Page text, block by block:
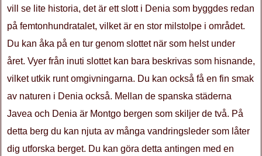
vill se lite historia, det är ett slott i Denia som byggdes redan
på femtonhundratalet, vilket är en stor milstolpe i området.
Du kan åka på en tur genom slottet när som helst under
året. Vyer från inuti slottet kan bara beskrivas som hisnande,
vilket utkik runt omgivningarna. Du kan också få en fin smak
av naturen i Denia också. Mellan de spanska städerna
Javea och Denia är Montgo bergen som skiljer de två. På
detta berg du kan njuta av många vandringsleder som låter
dig utforska berget. Du kan göra detta antingen med en